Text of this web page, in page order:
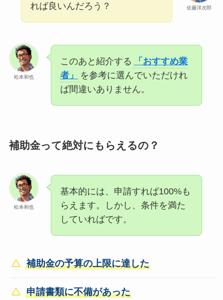
佐藤洋次郎
れば良いんだろう？
松本和也
このあと紹介する
「おすすめ業
者」
を参考に選んでいただけれ
ば間違いありません。
補助金って絶対にもらえるの？
松本和也
基本的には、申請すれば100%も
らえます。しかし、条件を満た
していればです。
補助金の予算の上限に達した
申請書類に不備があった